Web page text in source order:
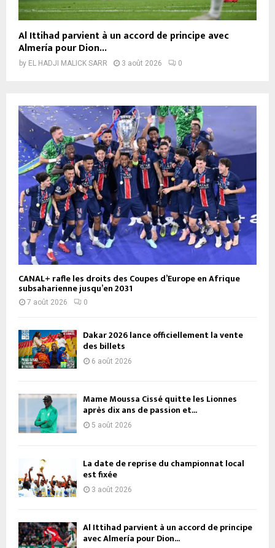
Al Ittihad parvient à un accord de principe avec
Almería pour Dion...
by EL HADJI MALICK SARR 3 août 2026 0
CANAL+ rafle les droits des Coupes d’Europe en Afrique
subsaharienne jusqu’en 2031
7 août 2026 0
Dakar 2026 lance officiellement la vente
des billets
6 août 2026
Mame Moussa Cissé quitte les Lionnes
après dix ans de passion et...
5 août 2026
La date de reprise du championnat local
est fixée
3 août 2026
Al Ittihad parvient à un accord de principe
avec Almería pour Dion...